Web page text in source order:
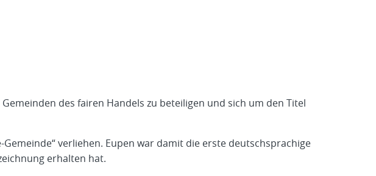
des fairen Handels zu beteiligen und sich um den Titel
verliehen. Eupen war damit die erste deutschsprachige
erhalten hat.